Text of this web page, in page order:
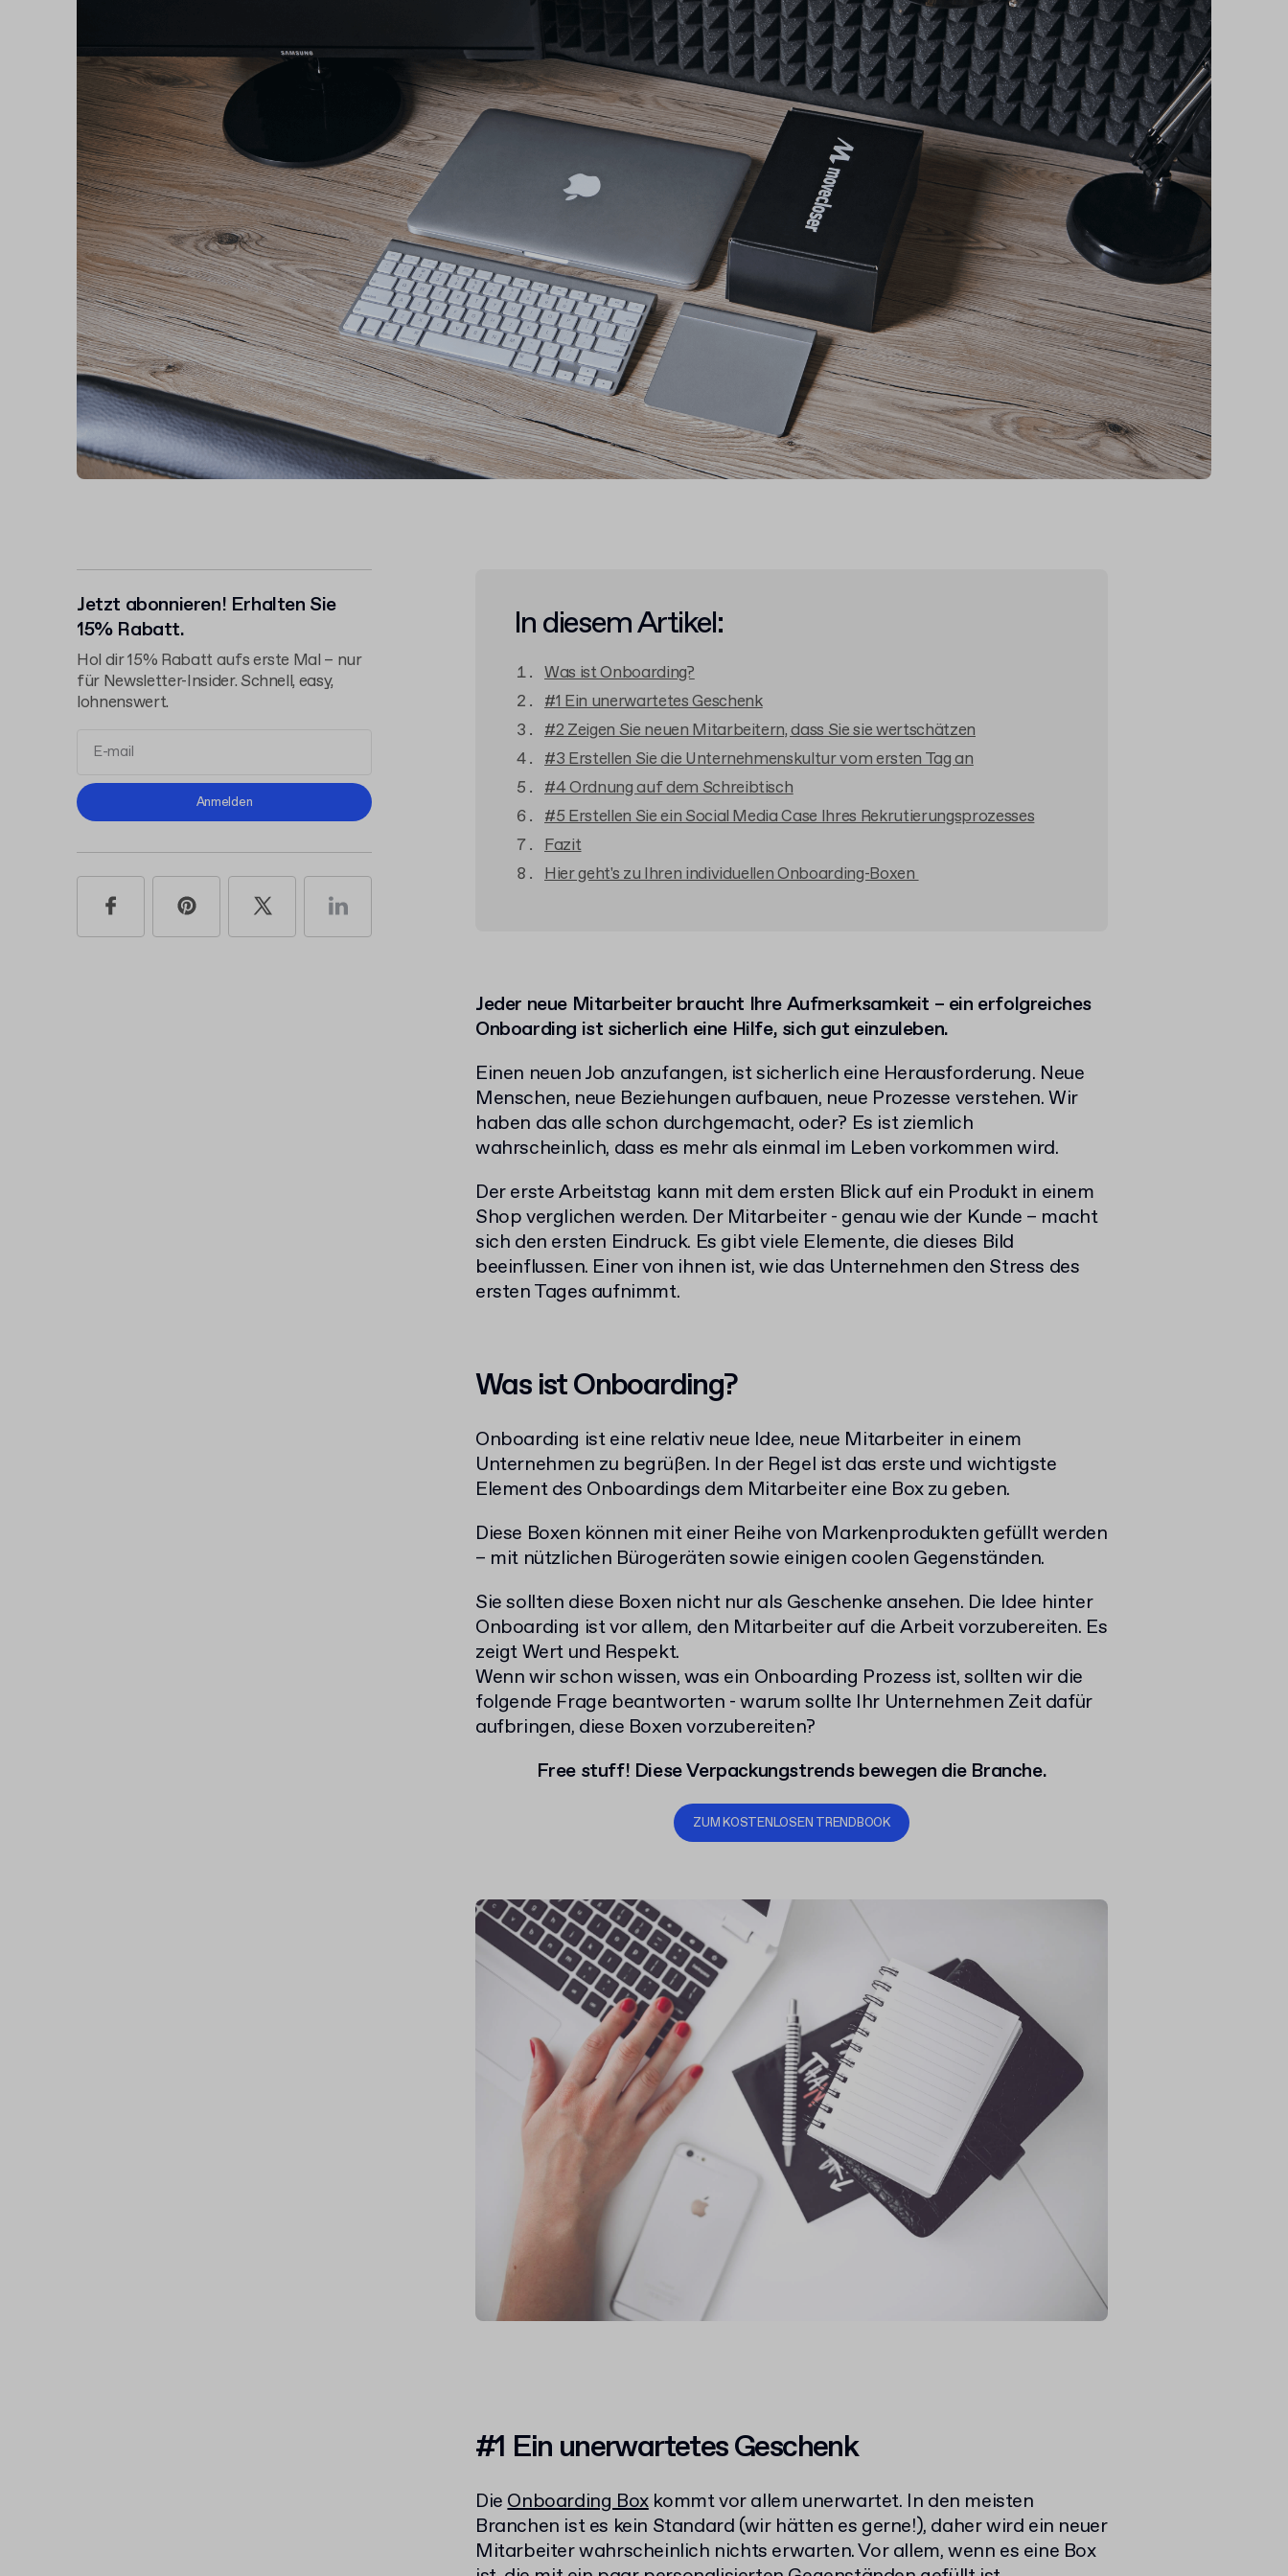
Jetzt abonnieren! Erhalten Sie
15% Rabatt.
Hol dir 15% Rabatt aufs erste Mal – nur
für Newsletter-Insider. Schnell, easy,
lohnenswert.
Geschäftsbedingungen
Datenschutzerklärung
Anmelden
In diesem Artikel:
Was ist Onboarding?
#1 Ein unerwartetes Geschenk
#2 Zeigen Sie neuen Mitarbeitern, dass Sie sie wertschätzen
#3 Erstellen Sie die Unternehmenskultur vom ersten Tag an
#4 Ordnung auf dem Schreibtisch
#5 Erstellen Sie ein Social Media Case Ihres Rekrutierungsprozesses
Fazit
Hier geht's zu Ihren individuellen Onboarding-Boxen
Jeder neue Mitarbeiter braucht Ihre Aufmerksamkeit – ein erfolgreiches
Onboarding ist sicherlich eine Hilfe, sich gut einzuleben.
Einen neuen Job anzufangen, ist sicherlich eine Herausforderung. Neue
Menschen, neue Beziehungen aufbauen, neue Prozesse verstehen. Wir
haben das alle schon durchgemacht, oder? Es ist ziemlich
wahrscheinlich, dass es mehr als einmal im Leben vorkommen wird.
Der erste Arbeitstag kann mit dem ersten Blick auf ein Produkt in einem
Shop verglichen werden. Der Mitarbeiter - genau wie der Kunde – macht
sich den ersten Eindruck. Es gibt viele Elemente, die dieses Bild
beeinflussen. Einer von ihnen ist, wie das Unternehmen den Stress des
ersten Tages aufnimmt.
Was ist Onboarding?
Onboarding ist eine relativ neue Idee, neue Mitarbeiter in einem
Unternehmen zu begrüßen. In der Regel ist das erste und wichtigste
Element des Onboardings dem Mitarbeiter eine Box zu geben.
Diese Boxen können mit einer Reihe von Markenprodukten gefüllt werden
– mit nützlichen Bürogeräten sowie einigen coolen Gegenständen.
Sie sollten diese Boxen nicht nur als Geschenke ansehen. Die Idee hinter
Onboarding ist vor allem, den Mitarbeiter auf die Arbeit vorzubereiten. Es
zeigt Wert und Respekt.
Wenn wir schon wissen, was ein Onboarding Prozess ist, sollten wir die
folgende Frage beantworten - warum sollte Ihr Unternehmen Zeit dafür
aufbringen, diese Boxen vorzubereiten?
Free stuff! Diese Verpackungstrends bewegen die Branche.
ZUM KOSTENLOSEN TRENDBOOK
#1 Ein unerwartetes Geschenk
DieOnboarding Boxkommt vor allem unerwartet. In den meisten
Branchen ist es kein Standard (wir hätten es gerne!), daher wird ein neuer
Mitarbeiter wahrscheinlich nichts erwarten. Vor allem, wenn es eine Box